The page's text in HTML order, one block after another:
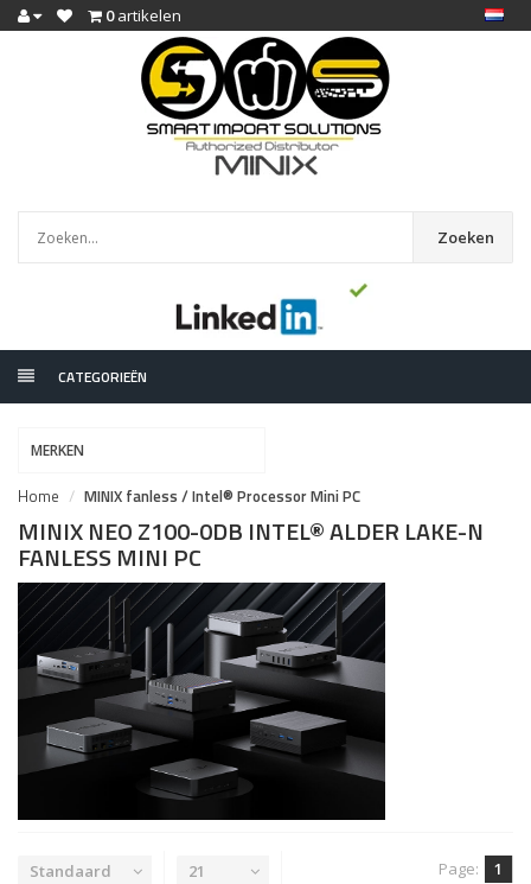
0artikelen
Zoeken
CATEGORIEËN
MERKEN
Home MINIX fanless / Intel® Processor Mini PC
MINIX NEO Z100-0DB INTEL® ALDER LAKE-N
FANLESS MINI PC
Standaard 21 Page: 1